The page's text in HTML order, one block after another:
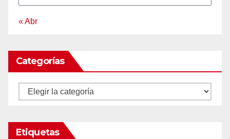
« Abr
Categorías
Categorías
Etiquetas